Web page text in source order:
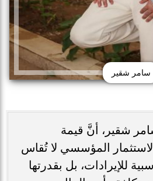
سامر شقير
شقير، أنَّ قيمة
المؤسسي لا تُقاس
للإيرادات، بل بقدرتها